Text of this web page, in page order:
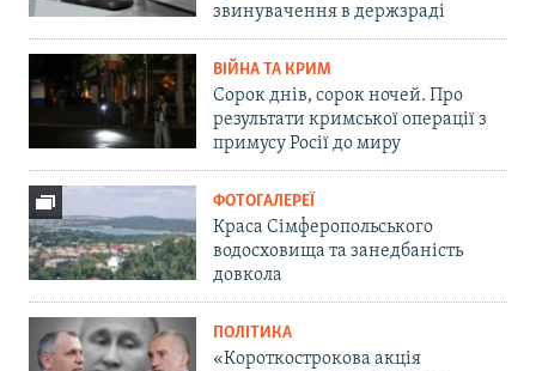
звинувачення в держзраді
ВІЙНА ТА КРИМ
Сорок днів, сорок ночей. Про
результати кримської операції з
примусу Росії до миру
ФОТОГАЛЕРЕЇ
Краса Сімферопольського
водосховища та занедбаність
довкола
ПОЛІТИКА
«Короткострокова акція